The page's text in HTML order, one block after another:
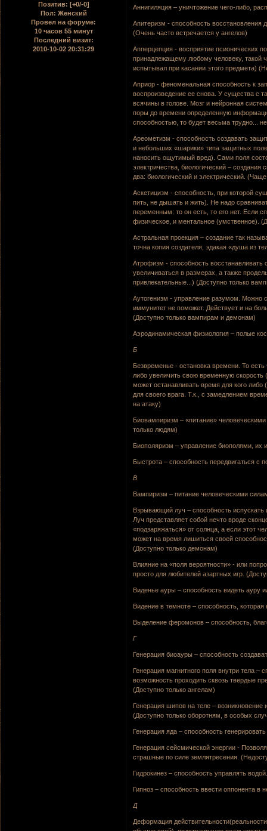
Позитив: [+0/-0]
Пол: Женский
Провел на форуме:
10 часов 55 минут
Последний визит:
2010-10-02 20:31:29
Аннигиляция – уничтожение чего-либо,
Апитеризм - способность восстановления
(Очень часто встречается у ангелов)
Апперцепция - восприятие псионических
принадлежащему любому человеку, такой
испытывал при касании этого предмета)
Априор - феноменальная способность к
воспроизведение ее снова. У существа с
всячины в голове. Мозг и нейронная
поры до времени определенную
способностью, то будет весьма трудно...
Ареометизм - способность создавать
и небольших «шарики» типа защитных
наносить ощутимый вред). Сами поля
электричества, биологический –
два: биологический и электрический.
Аскетицизм - способность, при которой
пить, не дышать и жить). Не надо
переменным: то он есть, то его нет. Если
физическое, и ментальное (умственное).
Астральная проекция – создание так
точна копия создателя, эдакая «душа из
Атрофизм - способность
увеличиваться в размерах, а также
привлекательные...) (Доступно только
Аутогенизм - управление разумом. Можно
иммунитет не поможет. Действует и на
(Доступно только вампирам и демонам)
Аэродинамическая физиология – полые
Б
Безвременье - остановка времени. То
либо увеличить свою временную скорость
может останавливать время для кого
для своего врага. Т.к., с замедлением
на атаку)
Биовампиризм – «питание»
только людям)
Биополяризм – управление биополями,
Быстрота – способность передвигаться с
В
Вампиризм – питание человеческими
Взрывающий луч – способность испускать
Луч представляет собой нечто вроде
«подзаряжаться» от солнца, а если этот
может на время лишиться своей
(Доступно только демонам)
Влияние на «поля вероятности» - или
просто для любителей азартных игр.
Виденье ауры – способность видеть ауру
Видение в темноте – способность,
Выделение феромонов – способность,
Г
Генерация биоауры – способность
Генерация магнитного поля внутри тела
возможность проходить сквозь твердые
(Доступно только ангелам)
Генерация шипов на теле – возникновение
(Доступно только оборотням, в особых
Генерация яда – способность
Генерация сейсмической энергии -
страшные по силе землятресения.
Гидрокинез – способность управлять
Гипноз – способность ввести оппонента в
Д
Деформация